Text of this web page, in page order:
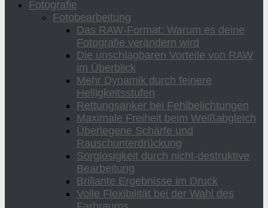
Fotografie
Fotobearbeitung
Das RAW-Format: Warum es deine
Fotografie verändern wird
Die unschlagbaren Vorteile von RAW
im Überblick
Mehr Dynamik durch feinere
Helligkeitsstufen
Rettungsanker bei Fehlbelichtungen
Maximale Freiheit beim Weißabgleich
Überlegene Schärfe und
Rauschunterdrückung
Sorglosigkeit durch nicht-destruktive
Bearbeitung
Brillante Ergebnisse im Druck
Volle Flexibilität bei der Wahl des